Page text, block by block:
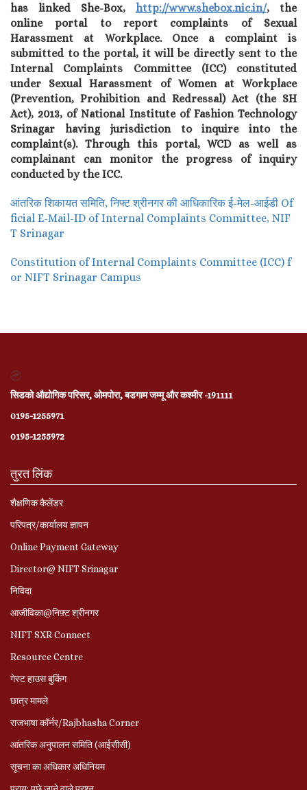
has linked She-Box, http://www.shebox.nic.in/, the
online portal to report complaints of Sexual
Harassment at Workplace. Once a complaint is
submitted to the portal, it will be directly sent to the
Internal Complaints Committee (ICC) constituted
under Sexual Harassment of Women at Workplace
(Prevention, Prohibition and Redressal) Act (the SH
Act), 2013, of National Institute of Fashion Technology
Srinagar having jurisdiction to inquire into the
complaint(s). Through this portal, WCD as well as
complainant can monitor the progress of inquiry
conducted by the ICC.
आंतरिक शिकायत समिति, निफ्ट श्रीनगर की आधिकारिक ई-मेल-आईडी Of
ficial E-Mail-ID of Internal Complaints Committee, NIF
T Srinagar
Constitution of Internal Complaints Committee (ICC) f
or NIFT Srinagar Campus
सिडको औद्योगिक परिसर, ओमपोरा, बडगाम जम्मू और कश्मीर -191111
0195-1255971
0195-1255972
तुरत लिंक
शैक्षणिक कैलेंडर
परिपत्र/कार्यालय ज्ञापन
Online Payment Gateway
Director@ NIFT Srinagar
निविदा
आजीविका@निफ़्ट श्रीनगर
NIFT SXR Connect
Resource Centre
गेस्ट हाउस बुकिंग
छात्र मामले
राजभाषा कॉर्नर/Rajbhasha Corner
आंतरिक अनुपालन समिति (आईसीसी)
सूचना का अधिकार अधिनियम